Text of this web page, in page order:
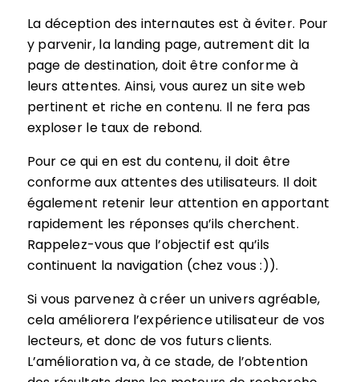
La déception des internautes est à éviter. Pour
y parvenir, la landing page, autrement dit la
page de destination, doit être conforme à
leurs attentes. Ainsi, vous aurez un site web
pertinent et riche en contenu. Il ne fera pas
exploser le taux de rebond.
Pour ce qui en est du contenu, il doit être
conforme aux attentes des utilisateurs. Il doit
également retenir leur attention en apportant
rapidement les réponses qu’ils cherchent.
Rappelez-vous que l’objectif est qu’ils
continuent la navigation (chez vous :)).
Si vous parvenez à créer un univers agréable,
cela améliorera l’expérience utilisateur de vos
lecteurs, et donc de vos futurs clients.
L’amélioration va, à ce stade, de l’obtention